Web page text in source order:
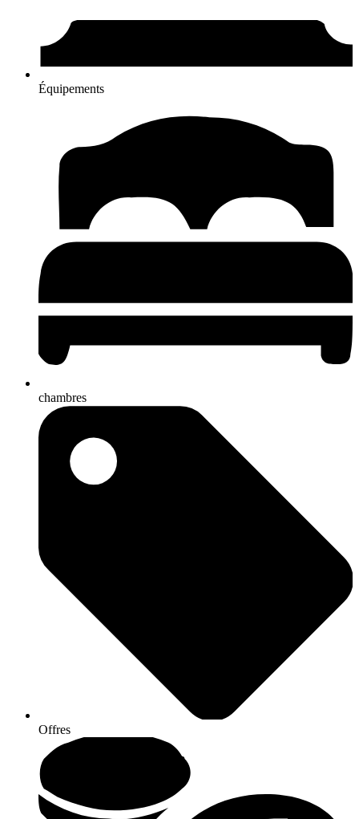
Équipements
chambres
Offres